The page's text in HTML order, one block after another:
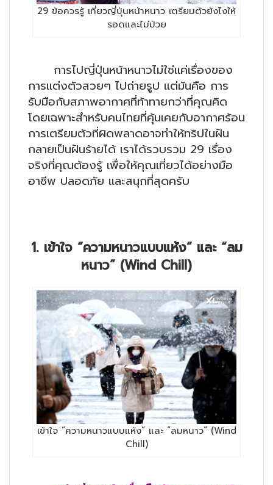
29 ข้อควรรู้ เที่ยวญี่ปุ่นหน้าหนาว เตรียมตัวยังไงให้
รอดและไม่ป่วย
การไปญี่ปุ่นหน้าหนาวไม่ใช่แค่เรื่องของ
การแต่งตัวสวยๆ ไปถ่ายรูป แต่มันคือ การ
รับมือกับสภาพอากาศที่ท้าทายกว่าที่คุณคิด
โดยเฉพาะสำหรับคนไทยที่คุ้นเคยกับอากาศร้อน
การเตรียมตัวที่ผิดพลาดอาจทำให้ทริปในฝัน
กลายเป็นฝันร้ายได้ เราได้รวบรวม 29 เรื่อง
จริงที่คุณต้องรู้ เพื่อให้คุณเที่ยวได้อย่างมือ
อาชีพ ปลอดภัย และสนุกที่สุดครับ
1. เข้าใจ “ความหนาวแบบแห้ง” และ “ลม
หนาว” (Wind Chill)
เข้าใจ “ความหนาวแบบแห้ง” และ “ลมหนาว” (Wind
Chill)